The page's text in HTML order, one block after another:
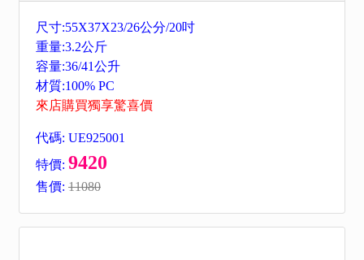
尺寸:55X37X23/26公分/20吋
重量:3.2公斤
容量:36/41公升
材質:100% PC
來店購買獨享驚喜價
代碼: UE925001
特價: 9420
售價: 11080